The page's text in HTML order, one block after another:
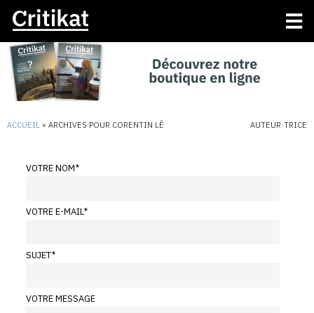
ACCUEIL » ARCHIVES POUR CORENTIN LÊ AUTEUR·TRICE
VOTRE NOM*
VOTRE E-MAIL*
SUJET*
VOTRE MESSAGE